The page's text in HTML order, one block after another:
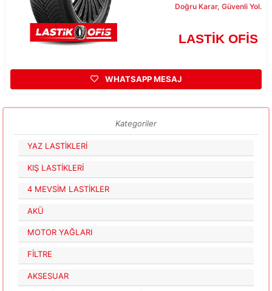
Kategoriler
YAZ LASTİKLERİ
KIŞ LASTİKLERİ
4 MEVSİM LASTİKLER
AKÜ
MOTOR YAĞLARI
FİLTRE
AKSESUAR
Doğru Karar, Güvenli Yol.
LASTİK OFİS
WHATSAPP MESAJ